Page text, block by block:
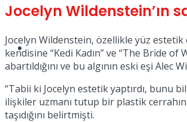
Müzik
View All Result
Jocelyn Wildenstein’ın
Jocelyn Wildenstein, özellikle yüz estetik
kendisine “Kedi Kadın” ve “The Bride
abartıldığını ve bu algının eski eşi Alec
“Tabii ki Jocelyn estetik yaptırdı, bunu
ilişkiler uzmanı tutup bir plastik
taşıdığını belirtmişti.